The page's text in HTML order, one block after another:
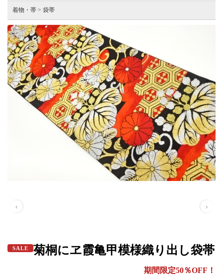
着物・帯 > 袋帯
‹ ›
SALE 菊桐にヱ霞亀甲模様織り出し袋帯
期間限定50％OFF！